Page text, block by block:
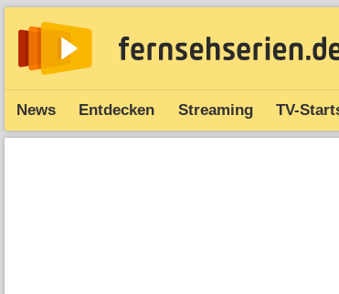
News Entdecken Streaming TV-